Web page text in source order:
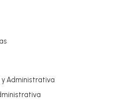
Administrativa